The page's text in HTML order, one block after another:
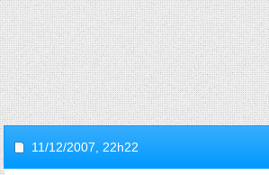
11/12/2007, 22h22